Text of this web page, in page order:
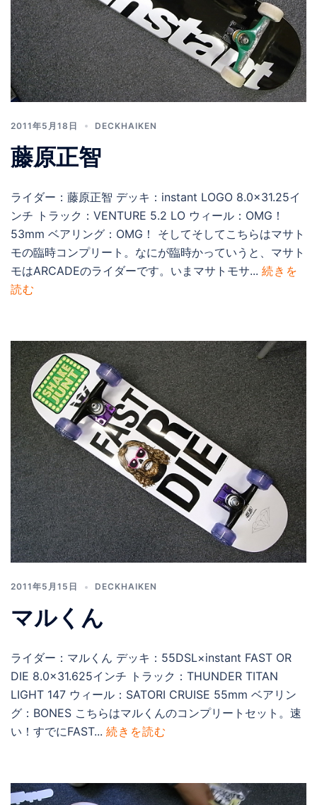
2011年5月18日 DECKHAIKEN
藤原正智
ライダー：藤原正智 デッキ：instant LOGO 8.0×31.25イ
ンチ トラック：VENTURE 5.2 LO ウィール：OMG！
53mm ベアリング：OMG！ そしてそしてこちらはマサト
モの臨時コンプリート。なにが臨時かっていうと、マサト
モはARCADEのライダーです。いまマサトモサ... 続きを
読む
2011年5月15日 DECKHAIKEN
マルくん
ライダー：マルくん デッキ：55DSL×instant FAST OR
DIE 8.0×31.625インチ トラック：THUNDER TITAN
LIGHT 147 ウィール：SATORI CRUISE 55mm ベアリン
グ：BONES こちらはマルくんのコンプリートセット。速
い！すでにFAST... 続きを読む